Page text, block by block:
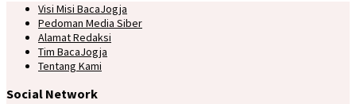
Visi Misi BacaJogja
Pedoman Media Siber
Alamat Redaksi
Tim BacaJogja
Tentang Kami
Social Network